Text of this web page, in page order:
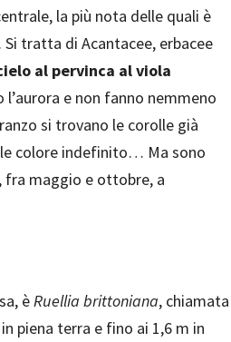
la più nota delle quali è
Si tratta di Acantacee, erbacee
al pervinca al viola
e non fanno nemmeno
si trovano le corolle già
colore indefinito… Ma sono
fra maggio e ottobre, a
èRuellia brittoniana, chiamata
in piena terra e fino ai 1,6 m in